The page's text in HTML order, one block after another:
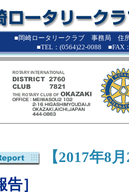
■岡崎ロータリークラブ 事務局 住
■TEL：(0564)22-0088 ■FAX
【2017年8
告］